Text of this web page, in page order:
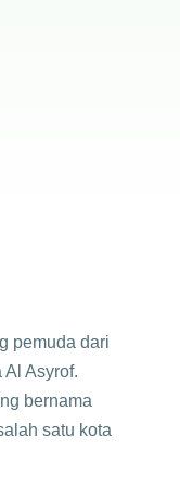
pemuda dari
Al Asyrof.
bernama
satu kota